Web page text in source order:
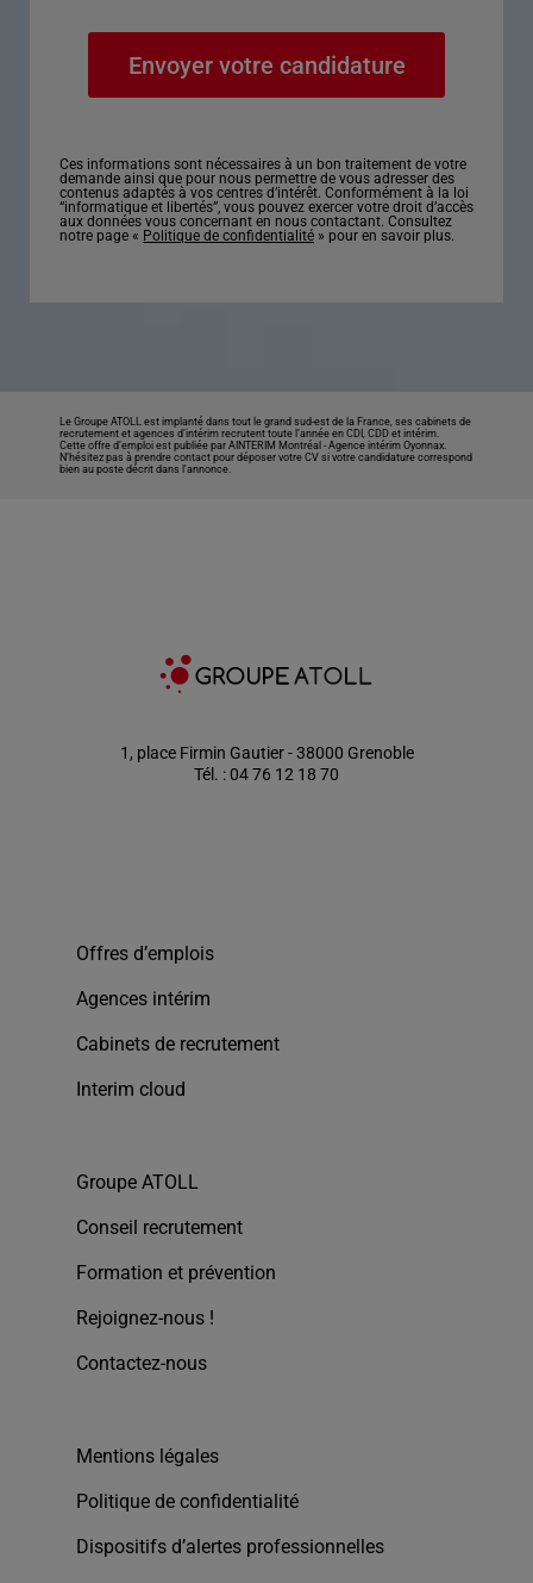
Ces informations sont nécessaires à un bon traitement de votre
demande ainsi que pour nous permettre de vous adresser des
contenus adaptés à vos centres d’intérêt. Conformément à la loi
“informatique et libertés”, vous pouvez exercer votre droit d’accès
aux données vous concernant en nous contactant. Consultez
notre page « Politique de confidentialité » pour en savoir plus.
Le Groupe ATOLL est implanté dans tout le grand sud-est de la France, ses cabinets de
recrutement et agences d’intérim recrutent toute l’année en CDI, CDD et intérim.
Cette offre d’emploi est publiée par AINTERIM Montréal -Agence intérim Oyonnax.
N’hésitez pas à prendre contact pour déposer votre CV si votre candidature correspond
bien au poste décrit dans l'annonce.
1, place Firmin Gautier - 38000 Grenoble
Tél. : 04 76 12 18 70
Offres d’emplois
Agences intérim
Cabinets de recrutement
Interim cloud
Groupe ATOLL
Conseil recrutement
Formation et prévention
Rejoignez-nous !
Contactez-nous
Mentions légales
Politique de confidentialité
Dispositifs d’alertes professionnelles